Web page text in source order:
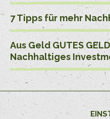
7 Tipps für mehr
Aus Geld GUTES
Nachhaltiges